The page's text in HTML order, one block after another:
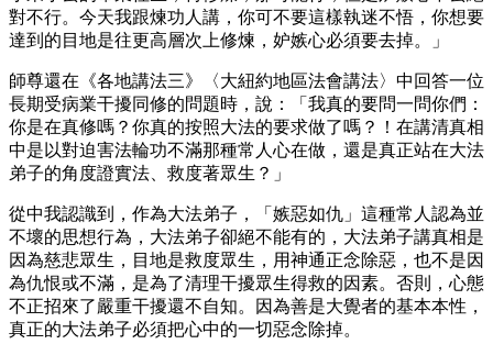
對不行。今天我跟煉功人講，你可不要這樣執迷不悟，你想要
達到的目地是往更高層次上修煉，妒嫉心必須要去掉。」
師尊還在《各地講法三》〈大紐約地區法會講法〉中回答一位
長期受病業干擾同修的問題時，說：「我真的要問一問你們：
你是在真修嗎？你真的按照大法的要求做了嗎？！在講清真相
中是以對迫害法輪功不滿那種常人心在做，還是真正站在大法
弟子的角度證實法、救度著眾生？」
從中我認識到，作為大法弟子，「嫉惡如仇」這種常人認為並
不壞的思想行為，大法弟子卻絕不能有的，大法弟子講真相是
因為慈悲眾生，目地是救度眾生，用神通正念除惡，也不是因
為仇恨或不滿，是為了清理干擾眾生得救的因素。否則，心態
不正招來了嚴重干擾還不自知。因為善是大覺者的基本本性，
真正的大法弟子必須把心中的一切惡念除掉。